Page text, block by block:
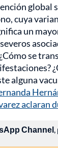
global
cuya
un
se
alguna
aclaran
Channel